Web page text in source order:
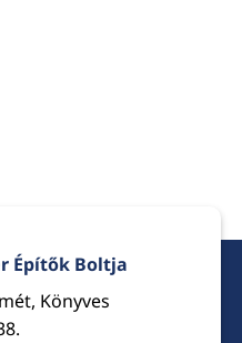
Építők Boltja
Könyves